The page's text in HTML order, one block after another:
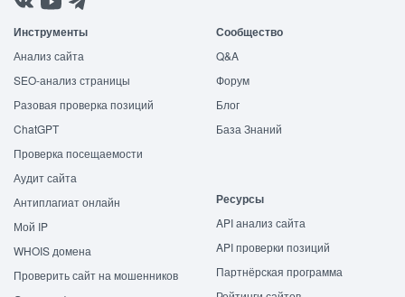
Инструменты
Анализ сайта
SEO-анализ страницы
Разовая проверка позиций
ChatGPT
Проверка посещаемости
Аудит сайта
Антиплагиат онлайн
Мой IP
WHOIS домена
Проверить сайт на мошенников
Сообщество
Q&A
Форум
Блог
База Знаний
Ресурсы
API анализ сайта
API проверки позиций
Партнёрская программа